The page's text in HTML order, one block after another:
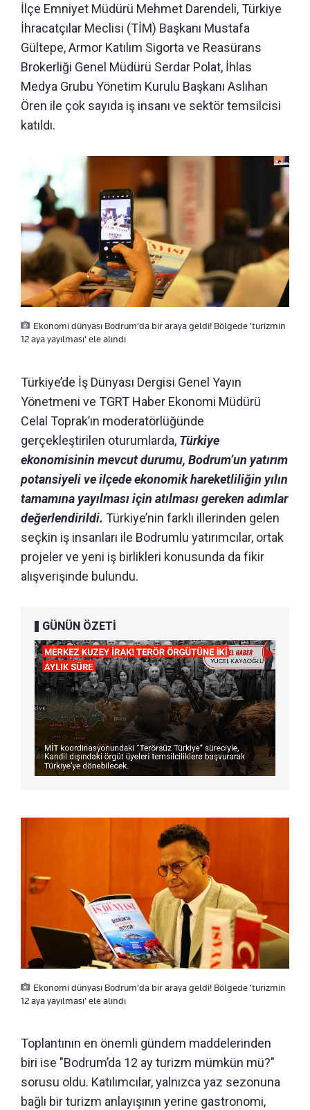
İlçe Emniyet Müdürü Mehmet Darendeli, Türkiye
İhracatçılar Meclisi (TİM) Başkanı Mustafa
Gültepe, Armor Katılım Sigorta ve Reasürans
Brokerliği Genel Müdürü Serdar Polat, İhlas
Medya Grubu Yönetim Kurulu Başkanı Aslıhan
Ören ile çok sayıda iş insanı ve sektör temsilcisi
katıldı.
Ekonomi dünyası Bodrum'da bir araya geldi! Bölgede 'turizmin
12 aya yayılması' ele alındı
Türkiye’de İş Dünyası Dergisi Genel Yayın
Yönetmeni ve TGRT Haber Ekonomi Müdürü
Celal Toprak’ın moderatörlüğünde
gerçekleştirilen oturumlarda, Türkiye
ekonomisinin mevcut durumu, Bodrum’un yatırım
potansiyeli ve ilçede ekonomik hareketliliğin yılın
tamamına yayılması için atılması gereken adımlar
değerlendirildi. Türkiye’nin farklı illerinden gelen
seçkin iş insanları ile Bodrumlu yatırımcılar, ortak
projeler ve yeni iş birlikleri konusunda da fikir
alışverişinde bulundu.
GÜNÜN ÖZETİ
Ekonomi dünyası Bodrum'da bir araya geldi! Bölgede 'turizmin
12 aya yayılması' ele alındı
Toplantının en önemli gündem maddelerinden
biri ise "Bodrum’da 12 ay turizm mümkün mü?"
sorusu oldu. Katılımcılar, yalnızca yaz sezonuna
bağlı bir turizm anlayışının yerine gastronomi,